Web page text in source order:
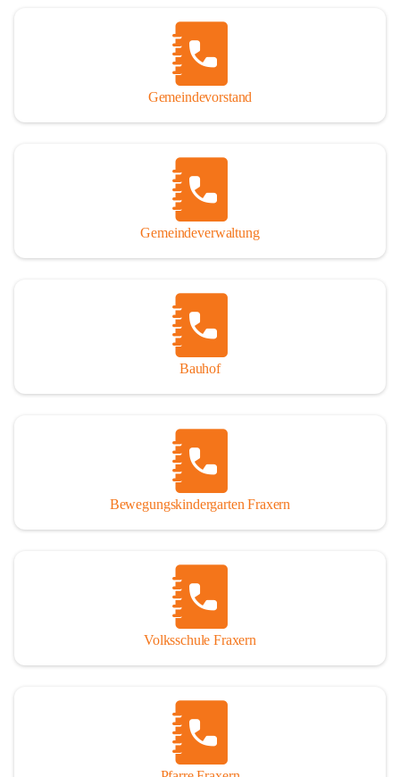
Gemeindevorstand
Gemeindeverwaltung
Bauhof
Bewegungskindergarten Fraxern
Volksschule Fraxern